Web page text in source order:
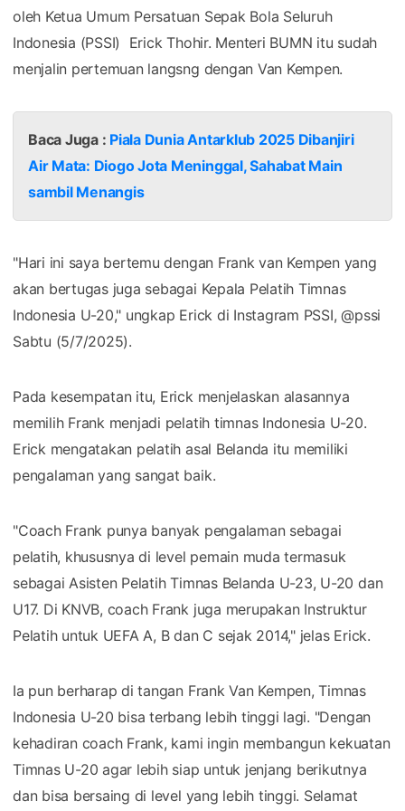
oleh Ketua Umum Persatuan Sepak Bola Seluruh
Indonesia (PSSI) Erick Thohir. Menteri BUMN itu sudah
menjalin pertemuan langsng dengan Van Kempen.
Baca Juga : Piala Dunia Antarklub 2025 Dibanjiri
Air Mata: Diogo Jota Meninggal, Sahabat Main
sambil Menangis
"Hari ini saya bertemu dengan Frank van Kempen yang
akan bertugas juga sebagai Kepala Pelatih Timnas
Indonesia U-20," ungkap Erick di Instagram PSSI, @pssi
Sabtu (5/7/2025).
Pada kesempatan itu, Erick menjelaskan alasannya
memilih Frank menjadi pelatih timnas Indonesia U-20.
Erick mengatakan pelatih asal Belanda itu memiliki
pengalaman yang sangat baik.
"Coach Frank punya banyak pengalaman sebagai
pelatih, khususnya di level pemain muda termasuk
sebagai Asisten Pelatih Timnas Belanda U-23, U-20 dan
U17. Di KNVB, coach Frank juga merupakan Instruktur
Pelatih untuk UEFA A, B dan C sejak 2014," jelas Erick.
Ia pun berharap di tangan Frank Van Kempen, Timnas
Indonesia U-20 bisa terbang lebih tinggi lagi. "Dengan
kehadiran coach Frank, kami ingin membangun kekuatan
Timnas U-20 agar lebih siap untuk jenjang berikutnya
dan bisa bersaing di level yang lebih tinggi. Selamat